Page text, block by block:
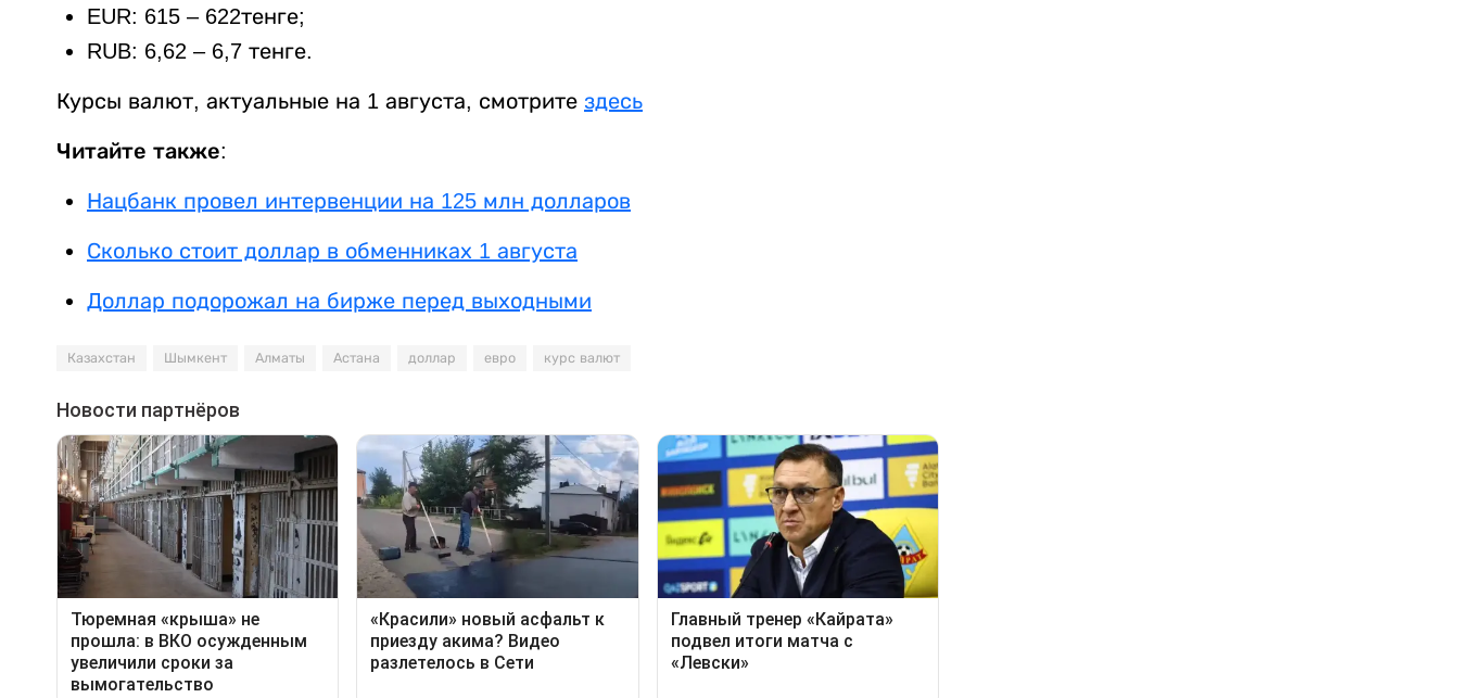
EUR: 615 – 622тенге;
RUB: 6,62 – 6,7 тенге.
Курсы валют, актуальные на 1 августа, смотрите здесь
Читайте также:
Нацбанк провел интервенции на 125 млн долларов
Сколько стоит доллар в обменниках 1 августа
Доллар подорожал на бирже перед выходными
Казахстан Шымкент Алматы Астана доллар евро курс валют